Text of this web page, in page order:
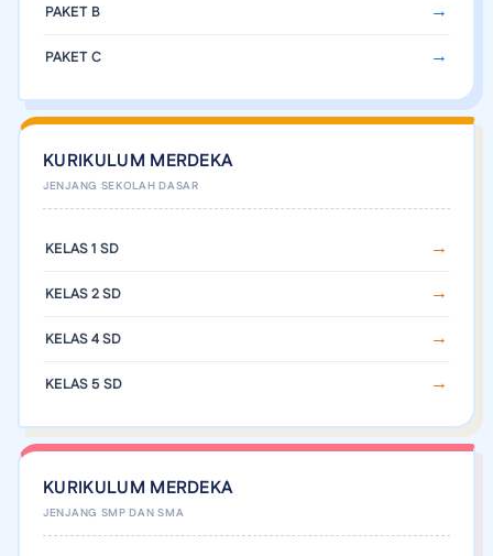
PAKET B
PAKET C
KURIKULUM MERDEKA
KELAS 1 SD
KELAS 2 SD
KELAS 4 SD
KELAS 5 SD
KURIKULUM MERDEKA